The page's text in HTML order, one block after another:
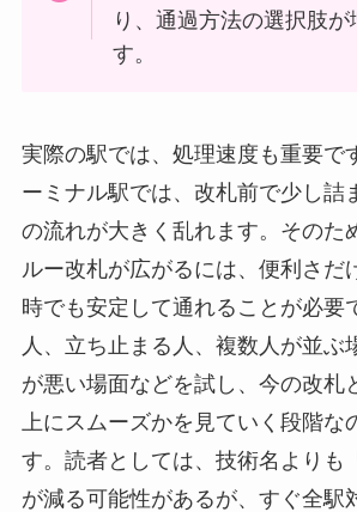
り、通過方法の選択肢
す。
実際の駅では、処理速度も重要で
ーミナル駅では、改札前で少し詰
の流れが大きく乱れます。そのた
ルー改札が広がるには、便利さだ
時でも安定して通れることが必要
人、立ち止まる人、複数人が並ぶ
が悪い場面などを試し、今の改札
上にスムーズかを見ていく段階な
す。読者としては、技術名よりも
が減る可能性があるが、すぐ全駅